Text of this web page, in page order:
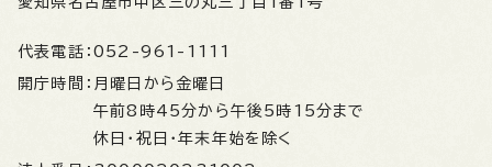
代表電話： 052-961-1111
開庁時間： 月曜日から金曜日
午前8時45分から午後5時15分まで
休日・祝日・年末年始を除く